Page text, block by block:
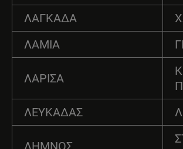
ΛΑΓΚΑΔΑ
ΛΑΜΙΑ
ΛΑΡΙΣΑ
ΛΕΥΚΑΔΑΣ
ΛΗΜΝΟΣ